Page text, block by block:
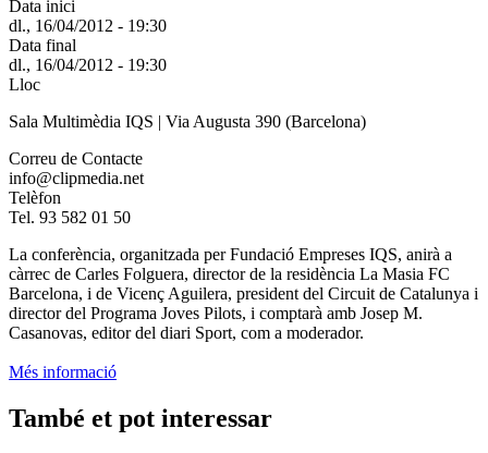
Data inici
dl., 16/04/2012 - 19:30
Data final
dl., 16/04/2012 - 19:30
Lloc
Sala Multimèdia IQS | Via Augusta 390 (Barcelona)
Correu de Contacte
info@clipmedia.net
Telèfon
Tel. 93 582 01 50
La conferència, organitzada per Fundació Empreses IQS, anirà a
càrrec de Carles Folguera, director de la residència La Masia FC
Barcelona, i de Vicenç Aguilera, president del Circuit de Catalunya i
director del Programa Joves Pilots, i comptarà amb Josep M.
Casanovas, editor del diari Sport, com a moderador.
Més informació
També et pot interessar